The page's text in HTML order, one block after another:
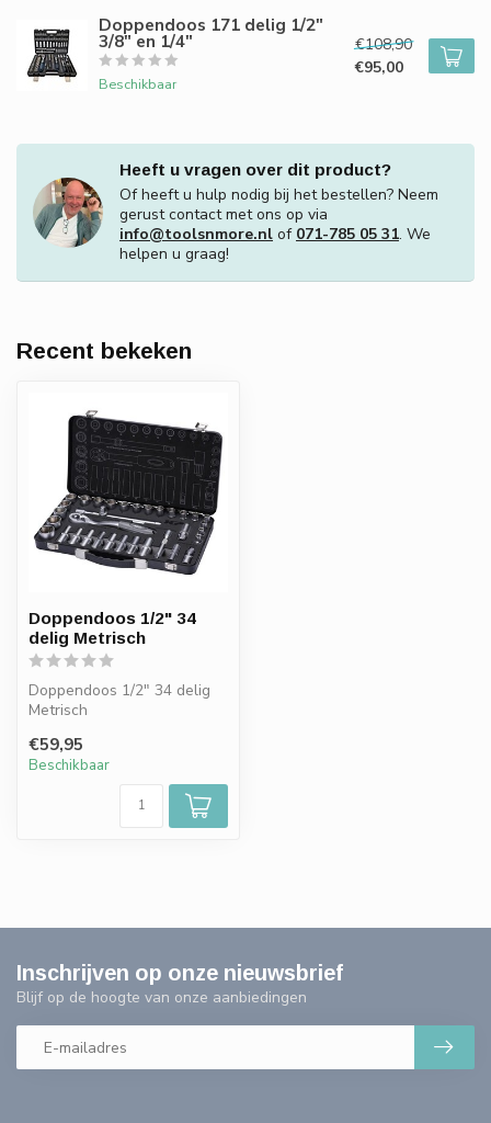
Doppendoos 171 delig 1/2"
3/8" en 1/4"
Beschikbaar
€108,90
€95,00
Heeft u vragen over dit product?
Of heeft u hulp nodig bij het bestellen? Neem
gerust contact met ons op via
info@toolsnmore.nl of 071-785 05 31. We
helpen u graag!
Recent bekeken
Doppendoos 1/2" 34
delig Metrisch
Doppendoos 1/2" 34 delig
Metrisch
€59,95
Beschikbaar
Inschrijven op onze nieuwsbrief
Blijf op de hoogte van onze aanbiedingen